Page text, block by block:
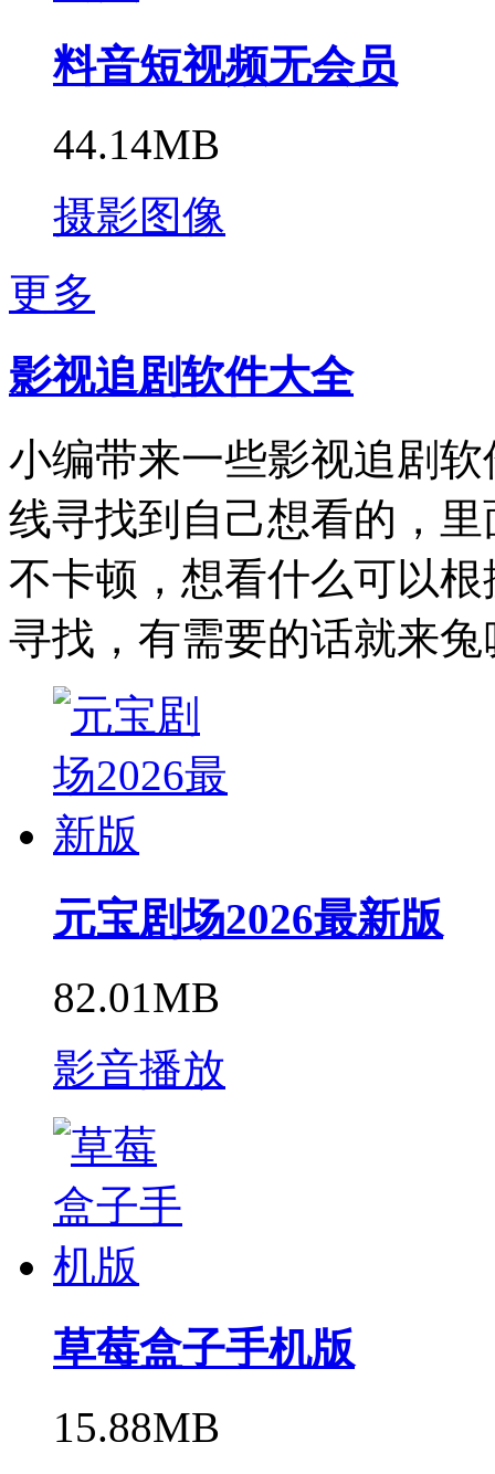
料音短视频无会员
44.14MB
摄影图像
更多
影视追剧软件大全
小编带来一些影视追剧
线寻找到自己想看的，
不卡顿，想看什么可以
寻找，有需要的话就来
元宝剧场2026最新版
82.01MB
影音播放
草莓盒子手机版
15.88MB